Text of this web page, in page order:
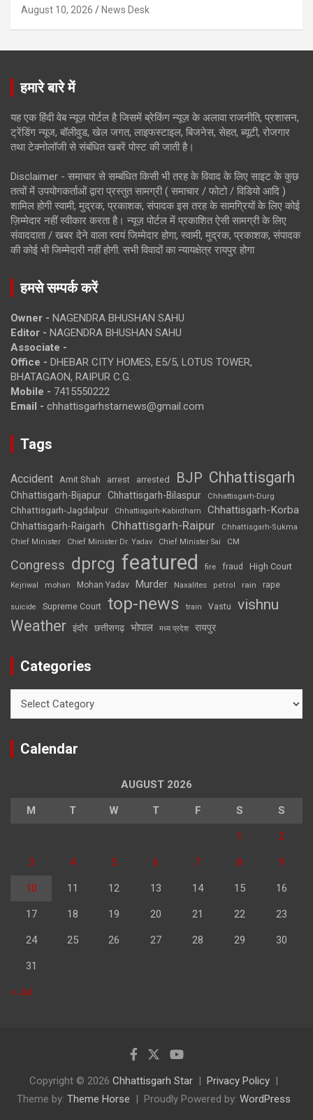
August 10, 2026 News Desk
हमारे बारे में
यह एक हिंदी वेब न्यूज़ पोर्टल है जिसमें ब्रेकिंग न्यूज़ के अलावा राजनीति, प्रशासन,
ट्रेंडिंग न्यूज, बॉलीवुड, खेल जगत, लाइफस्टाइल, बिजनेस, सेहत, ब्यूटी, रोजगार
तथा टेक्नोलॉजी से संबंधित खबरें पोस्ट की जाती है।
Disclaimer - समाचार से सम्बंधित किसी भी तरह के विवाद के लिए साइट के कुछ
तत्वों में उपयोगकर्ताओं द्वारा प्रस्तुत सामग्री ( समाचार / फोटो / विडियो आदि )
शामिल होगी स्वामी, मुद्रक, प्रकाशक, संपादक इस तरह के सामग्रियों के लिए कोई
ज़िम्मेदार नहीं स्वीकार करता है। न्यूज़ पोर्टल में प्रकाशित ऐसी सामग्री के लिए
संवाददाता / खबर देने वाला स्वयं जिम्मेदार होगा, स्वामी, मुद्रक, प्रकाशक, संपादक
की कोई भी जिम्मेदारी नहीं होगी. सभी विवादों का न्यायक्षेत्र रायपुर होगा
हमसे सम्पर्क करें
Owner - NAGENDRA BHUSHAN SAHU
Editor - NAGENDRA BHUSHAN SAHU
Associate -
Office - DHEBAR CITY HOMES, E5/5, LOTUS TOWER,
BHATAGAON, RAIPUR C.G.
Mobile - 7415550222
Email - chhattisgarhstarnews@gmail.com
Tags
Accident Amit Shah arrest arrested BJP Chhattisgarh
Chhattisgarh-Bijapur Chhattisgarh-Bilaspur Chhattisgarh-Durg
Chhattisgarh-Jagdalpur Chhattisgarh-Kabirdham Chhattisgarh-Korba
Chhattisgarh-Raigarh Chhattisgarh-Raipur
Chhattisgarh-Sukma
Chief Minister
Chief Minister Dr. Yadav Chief Minister Sai CM
Congress dprcg featured fire fraud High Court
Kejriwal mohan Mohan Yadav Murder Naxalites petrol rain rape
suicide Supreme Court top-news train Vastu vishnu
Weather इंदौर छत्तीसगढ़ भोपाल मध्य प्रदेश रायपुर
Categories
Calendar
AUGUST 2026
M T W T F S S
1 2
3 4 5 6 7 8 9
10 11 12 13 14 15 16
17 18 19 20 21 22 23
24 25 26 27 28 29 30
31
« Jul
Copyright © 2026 Chhattisgarh Star
Privacy Policy
Theme by: Theme Horse Proudly Powered by: WordPress